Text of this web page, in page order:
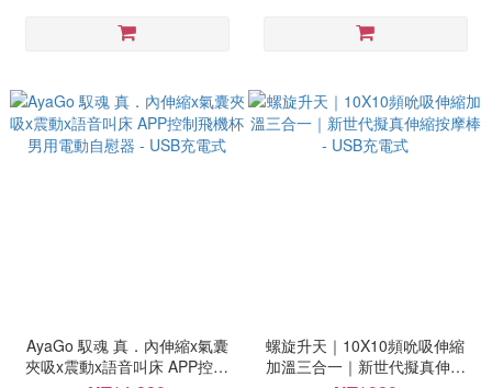
AyaGo 馭魂 真．內伸縮x氣囊
夾吸x震動x語音叫床 APP控制
螺旋升天｜10X10頻吮吸伸縮
加溫三合一｜新世代擬真伸縮